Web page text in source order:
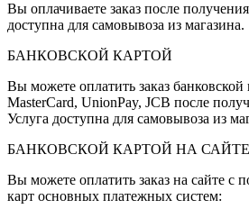
Вы оплачиваете заказ после
доступна для самовывоза из магазина.
БАНКОВСКОЙ КАРТОЙ
Вы можете оплатить заказ
MasterCard, UnionPay, JCB после
Услуга доступна для самовывоза из
БАНКОВСКОЙ КАРТОЙ НА САЙТЕ
Вы можете оплатить заказ на сайте с
карт основных платежных систем: